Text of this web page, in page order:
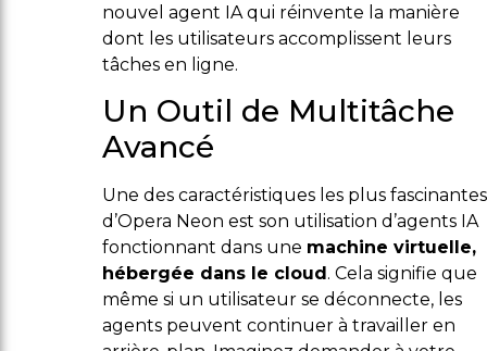
nouvel agent IA qui réinvente la manière
dont les utilisateurs accomplissent leurs
tâches en ligne.
Un Outil de Multitâche
Avancé
Une des caractéristiques les plus fascinantes
d’Opera Neon est son utilisation d’agents IA
fonctionnant dans une machine virtuelle,
hébergée dans le cloud . Cela signifie que
même si un utilisateur se déconnecte, les
agents peuvent continuer à travailler en